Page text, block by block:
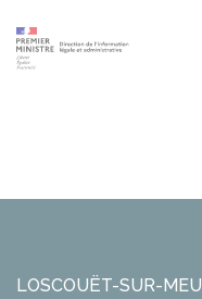
LOSCOUËT-SUR-MEU